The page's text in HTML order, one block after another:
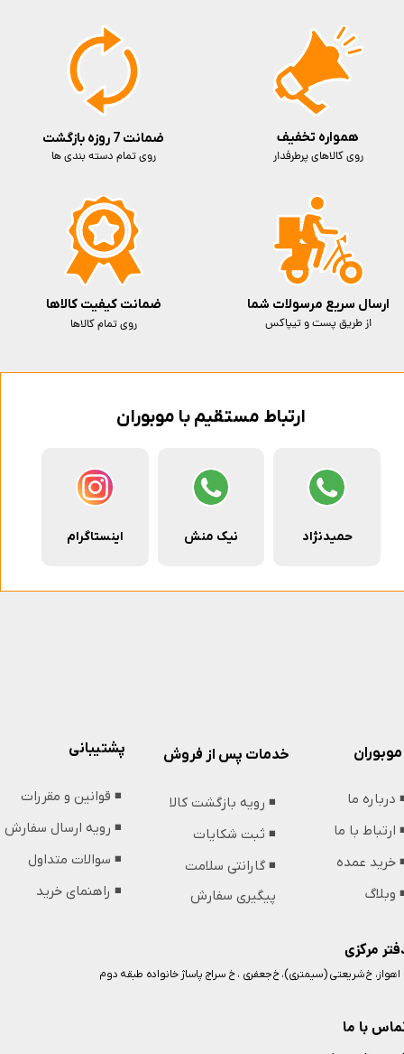
ارتباط مستقیم با موبوران
حمیدنژاد نیک منش اینستاگرام
ضمانت 7 روزه بازگشت
روی تمام دسته بندی ها
ارسال سریع مرسولات شما
از طریق پست و تیپاکس
ضمانت کیفیت کالاها
روی تمام کالاها
همواره تخفیف
روی کالاهای پرطرفدار
مرکزی
با ما
اهواز، خ شریعتی (سیمتری)، خ جعفری ، خ سراج پاساژ خانواده طبقه دوم
پشتیبانی
◾️ قوانین و مقررات
◾️ رویه ارسال سفارش
◾️ سوالات متداول
◾️ راهنمای خرید
موبوران
درباره ما
ارتباط با ما
خرید عمده
وبلاگ
خدمات پس از فروش
◾️ رویه بازگشت کالا
◾️ ثبت شکایات
◾️ گارانتی سلامت
پیگیری سفارش